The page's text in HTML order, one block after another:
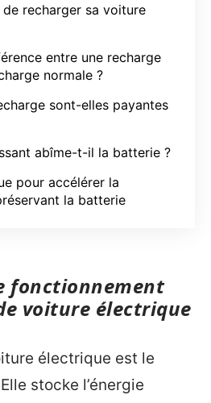
recharger sa voiture
entre une recharge
normale ?
sont-elles payantes
abîme-t-il la batterie ?
pour accélérer la
la batterie
fonctionnement
voiture électrique
électrique est le
stocke l’énergie